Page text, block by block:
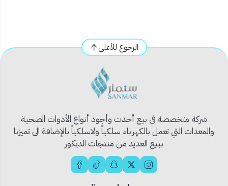
الرجوع للأعلى
شركة متخصصة في بيع أحدث وأجود أنواع الأدوات الصحية
والمعدات التي تعمل بالكهرباء سلكياً ولاسلكياً بالإضافة الى تميزنا
ببيع العديد من منتجات الديكور